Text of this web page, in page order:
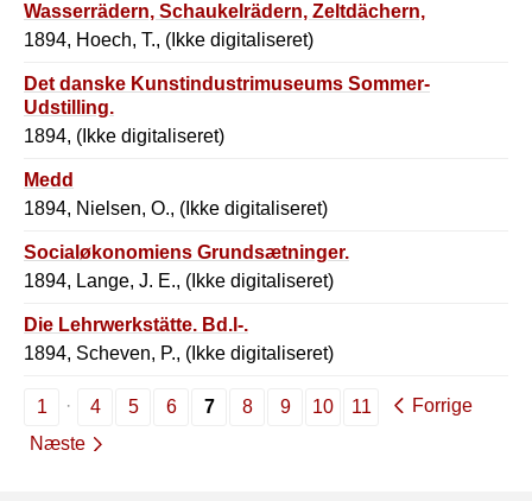
Wasserrädern, Schaukelrädern, Zeltdächern,
Gasbehalter-Führungen und Kuppeldruckringen.
1894, Hoech, T., (Ikke digitaliseret)
Det danske Kunstindustrimuseums Sommer-
Udstilling.
1894, (Ikke digitaliseret)
Medd
1894, Nielsen, O., (Ikke digitaliseret)
Socialøkonomiens Grundsætninger.
1894, Lange, J. E., (Ikke digitaliseret)
Die Lehrwerkstätte. Bd.l-.
1894, Scheven, P., (Ikke digitaliseret)
1 4 5 6 7 8 9 10 11
Forrige
Næste